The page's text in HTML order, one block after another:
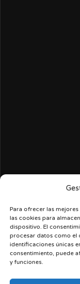
Para ofrecer las
las cookies para
dispositivo. El
procesar datos como el
identificaciones únicas
consentimiento, puede
y funciones.